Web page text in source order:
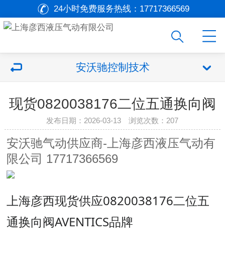
24小时免费服务热线： 17717366569
安沃驰控制技术
现货0820038176二位五通换向阀
发布日期：2026-03-13 浏览次数： 207
安沃驰气动供应商-上海彦西液压气动有
限公司 17717366569
上海彦西现货供应0820038176二位五
通换向阀AVENTICS品牌